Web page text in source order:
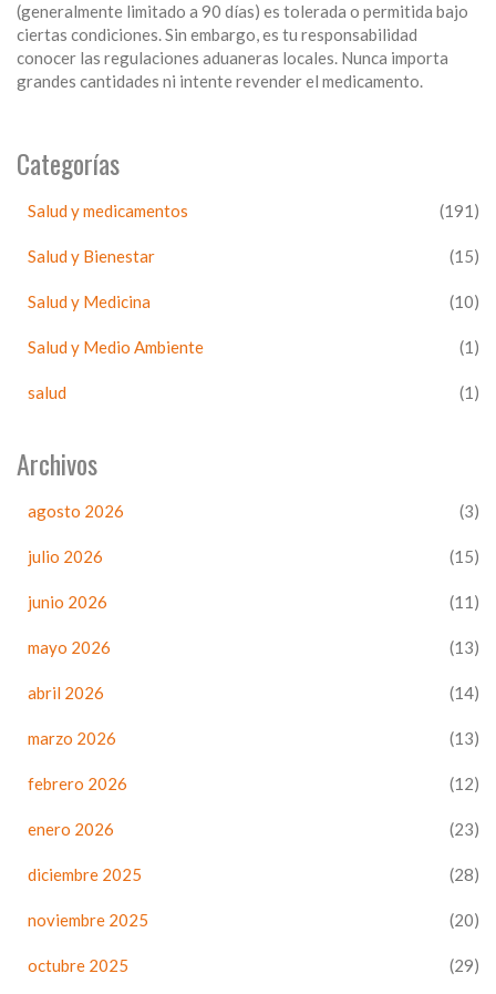
(generalmente limitado a 90 días) es tolerada o permitida bajo
ciertas condiciones. Sin embargo, es tu responsabilidad
conocer las regulaciones aduaneras locales. Nunca importa
grandes cantidades ni intente revender el medicamento.
Categorías
Salud y medicamentos (191)
Salud y Bienestar (15)
Salud y Medicina (10)
Salud y Medio Ambiente (1)
salud (1)
Archivos
agosto 2026 (3)
julio 2026 (15)
junio 2026 (11)
mayo 2026 (13)
abril 2026 (14)
marzo 2026 (13)
febrero 2026 (12)
enero 2026 (23)
diciembre 2025 (28)
noviembre 2025 (20)
octubre 2025 (29)